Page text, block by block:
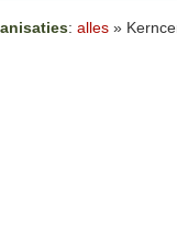
: alles »